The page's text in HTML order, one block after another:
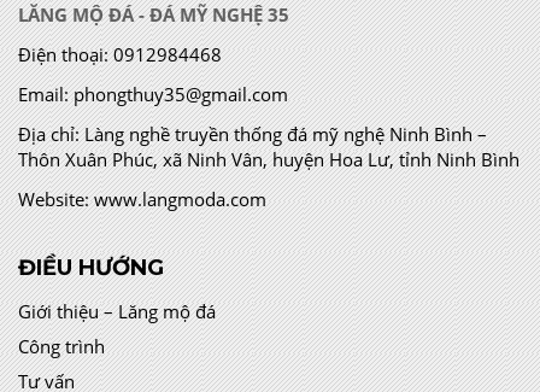
LĂNG MỘ ĐÁ - ĐÁ MỸ NGHỆ 35
Điện thoại: 0912984468
Email: phongthuy35@gmail.com
Địa chỉ:Làng nghề truyền thống đá mỹ nghệ Ninh Bình –
Thôn Xuân Phúc, xã Ninh Vân, huyện Hoa Lư, tỉnh Ninh Bình
Website: www.langmoda.com
ĐIỀU HƯỚNG
Giới thiệu – Lăng mộ đá
Công trình
Tư vấn